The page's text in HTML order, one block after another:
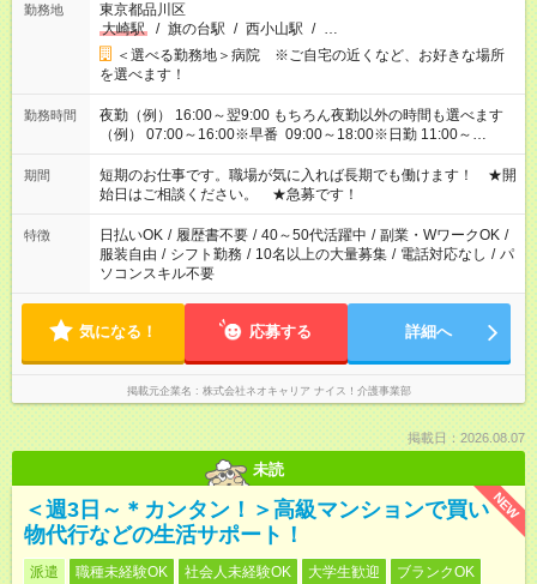
勤務地
東京都品川区
大崎駅
/ 旗の台駅 / 西小山駅 / …
＜選べる勤務地＞病院 ※ご自宅の近くなど、お好きな場所
を選べます！
勤務時間
夜勤（例） 16:00～翌9:00 もちろん夜勤以外の時間も選べます
（例） 07:00～16:00※早番 09:00～18:00※日勤 11:00～
20:00※遅番 ※時間は、固定・選べる施設もあるので、ご希望が
あれば調整できます！ ※シフト制。勤務地により実働時間が異
なります。★家庭の都合でお休みが必要な場合も遠慮なくご相談
ください。
期間
短期のお仕事です。職場が気に入れば長期でも働けます！ ★開
始日はご相談ください。 ★急募です！
特徴 日払いOK / 履歴書不要 / 40～50代活躍中 / 副業・WワークOK /
服装自由 / シフト勤務 / 10名以上の大量募集 / 電話対応なし / パ
ソコンスキル不要
気になる！ 応募する 詳細へ
掲載元企業名 株式会社ネオキャリア ナイス！介護事業部
掲載日：2026.08.07
未読
NEW
＜週3日～＊カンタン！＞高級マンションで買い
物代行などの生活サポート！
派遣 職種未経験OK 社会人未経験OK 大学生歓迎
ブランクOK